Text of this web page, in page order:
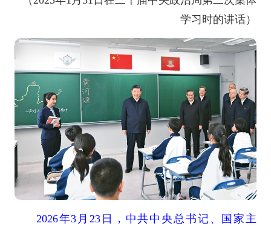
学习时的讲话）
2026年3月23日，中共中央总书记、国家主